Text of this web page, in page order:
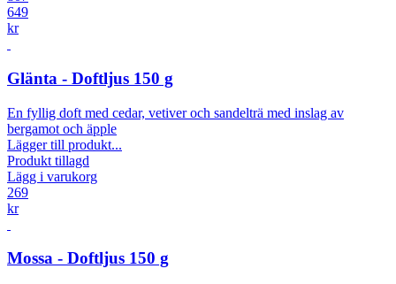
649
kr
Glänta - Doftljus 150 g
En fyllig doft med cedar, vetiver och sandelträ med inslag av
bergamot och äpple
Lägger till produkt...
Produkt tillagd
Lägg i varukorg
269
kr
Mossa - Doftljus 150 g